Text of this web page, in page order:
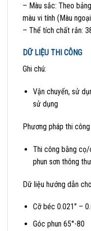
– Màu sắc: Theo
màu vi tính (Màu
– Thể tích chất rắn:
DỮ LIỆU THI CÔNG
Ghi chú:
Vận chuyển, sử
sử dụng
Phương pháp thi công
Thi công bằng cọ/
phun sơn thông
Dữ liệu hướng dẫn
Cỡ béc 0.021″ –
Góc phun 65°-80